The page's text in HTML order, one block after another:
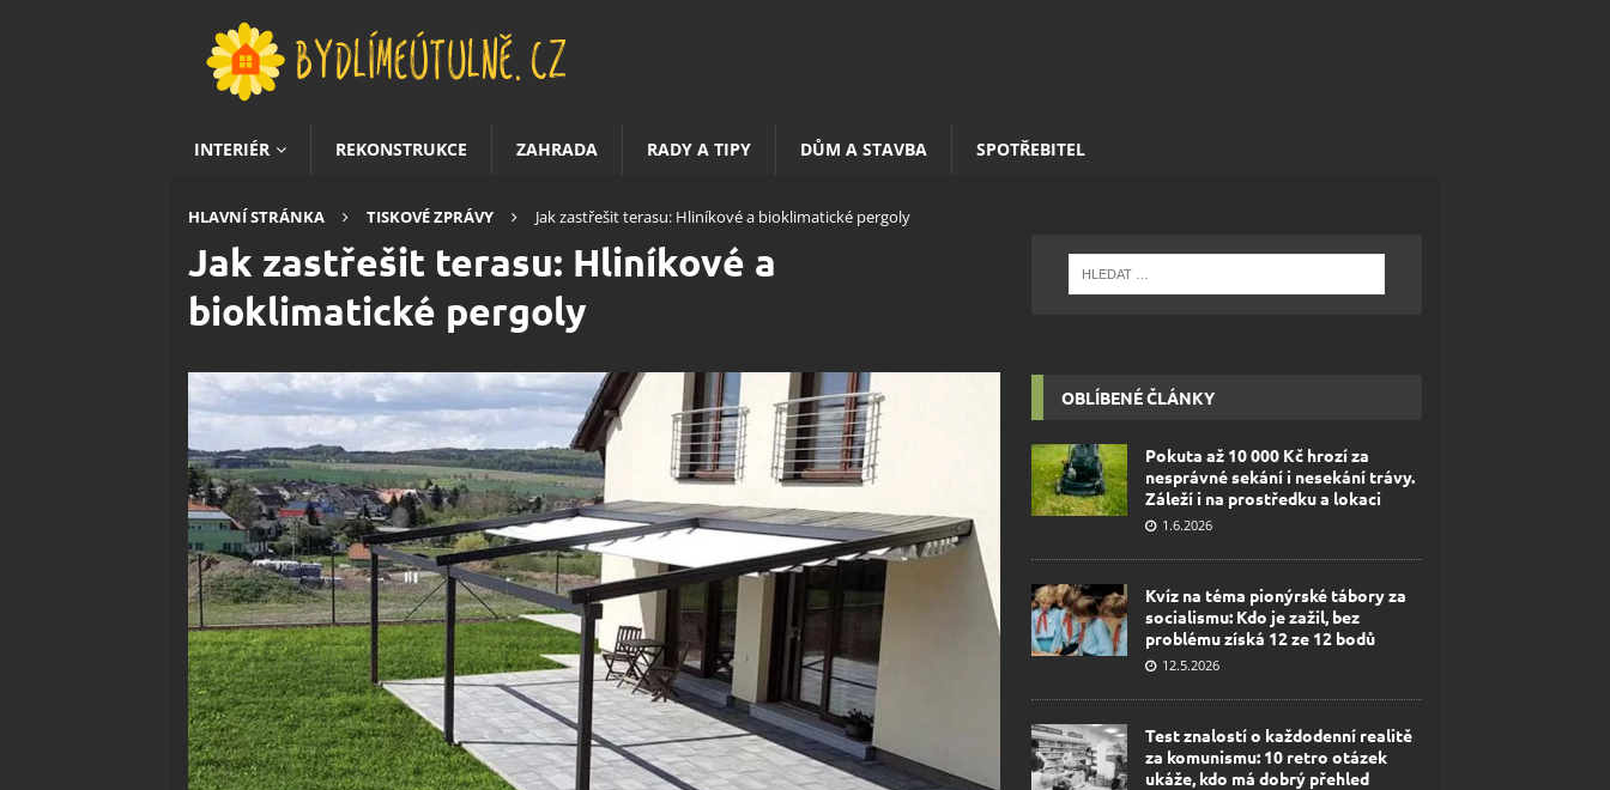
INTERIÉR REKONSTRUKCE ZAHRADA RADY A TIPY DŮM A STAVBA SPOTŘEBITEL
HLAVNÍ STRÁNKA TISKOVÉ ZPRÁVY Jak zastřešit terasu: Hliníkové a bioklimatické pergoly
Jak zastřešit terasu: Hliníkové a
bioklimatické pergoly
OBLÍBENÉ ČLÁNKY
Pokuta až 10 000 Kč hrozí za
nesprávné sekání i nesekání trávy.
Záleží i na prostředku a lokaci
1.6.2026
Kvíz na téma pionýrské tábory za
socialismu: Kdo je zažil, bez
problému získá 12 ze 12 bodů
12.5.2026
Test znalostí o každodenní realitě
za komunismu: 10 retro otázek
ukáže, kdo má dobrý přehled